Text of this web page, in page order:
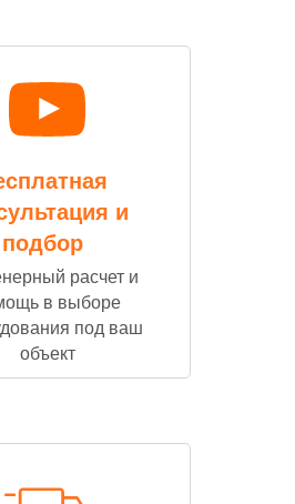
и
подбор
расчет и
в выборе
под ваш
объект